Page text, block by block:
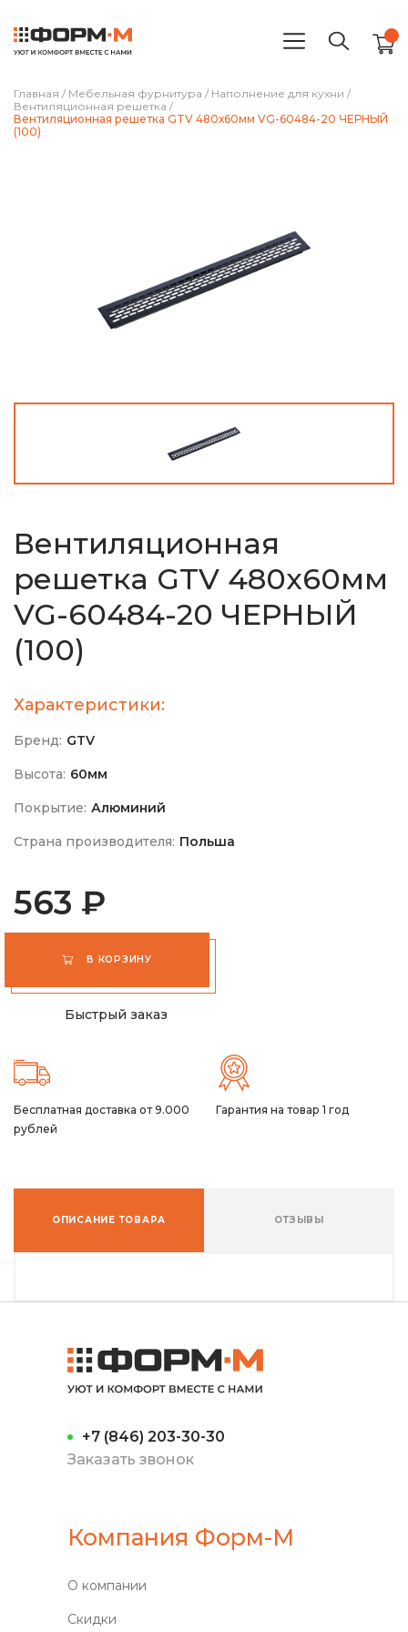
Главная / Мебельная фурнитура / Наполнение для кухни /
Вентиляционная решетка /
Вентиляционная решетка GTV 480х60мм VG-60484-20 ЧЕРНЫЙ
(100)
Вентиляционная
решетка GTV 480х60мм
VG-60484-20 ЧЕРНЫЙ
(100)
Характеристики:
Бренд: GTV
Высота: 60мм
Покрытие: Алюминий
Страна производителя: Польша
563 ₽
В КОРЗИНУ
Быстрый заказ
Бесплатная доставка от 9.000
рублей
Гарантия на товар 1 год
ОПИСАНИЕ ТОВАРА ОТЗЫВЫ
+7 (846) 203-30-30
Заказать звонок
Компания Форм-М
О компании
Скидки